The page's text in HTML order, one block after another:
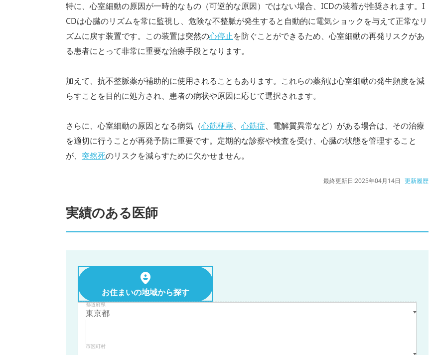
特に、心室細動の原因が一時的なもの（可逆的な原因）ではない場合、ICDの装着が推奨されます。I
CDは心臓のリズムを常に監視し、危険な不整脈が発生すると自動的に電気ショックを与えて正常なリ
ズムに戻す装置です。この装置は突然の心停止を防ぐことができるため、心室細動の再発リスクがあ
る患者にとって非常に重要な治療手段となります。
加えて、抗不整脈薬が補助的に使用されることもあります。これらの薬剤は心室細動の発生頻度を減
らすことを目的に処方され、患者の病状や原因に応じて選択されます。
さらに、心室細動の原因となる病気（心筋梗塞、 心筋症、電解質異常など）がある場合は、その治療
を適切に行うことが再発予防に重要です。定期的な診察や検査を受け、心臓の状態を管理すること
が、 突然死のリスクを減らすために欠かせません。
最終更新日:2025年04月14日 更新履歴
実績のある医師
お住まいの地域から探す
都道府県
市区町村